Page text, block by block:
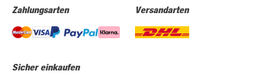
Zahlungsarten Versandarten
Sicher einkaufen